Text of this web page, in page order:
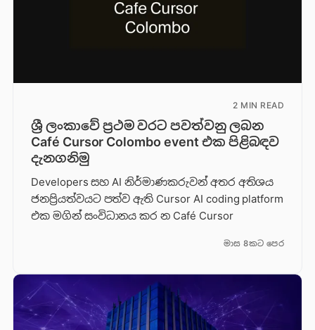
2 MIN READ
ශ්‍රී ලංකාවේ ප්‍රථම වරට පවත්වනු ලබන
Café Cursor Colombo event එක පිළිබඳව
දැනගනිමු
Developers සහ AI නිර්මාණකරුවන් අතර අතිශය
ජනප්‍රියත්වයට පත්ව ඇති Cursor AI coding platform
එක මගින් සංවිධානය කර න Café Cursor
මාස 8කට පෙර